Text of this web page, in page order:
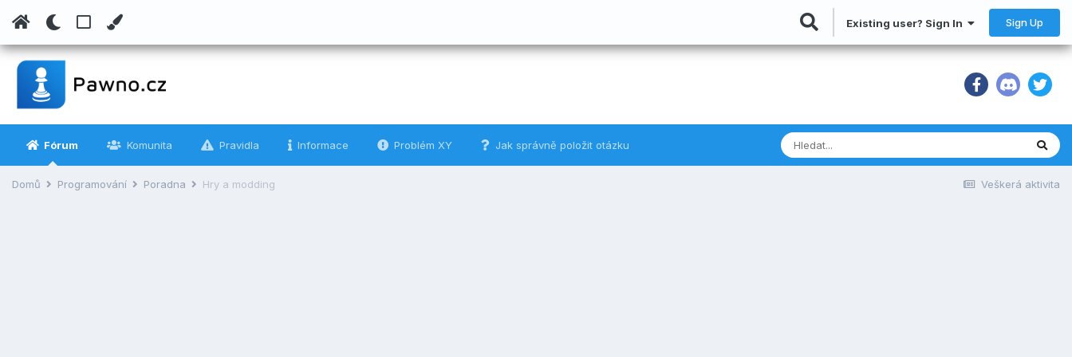
Existing user? Sign In Sign Up
Fórum Komunita Pravidla Informace Problém XY Jak správně položit otázku
Veškerá aktivita
Domů Programování Poradna Hry a modding